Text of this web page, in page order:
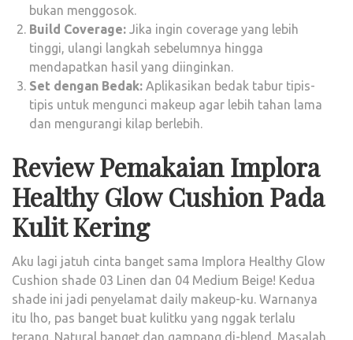
bukan menggosok.
Build Coverage: Jika ingin coverage yang lebih
tinggi, ulangi langkah sebelumnya hingga
mendapatkan hasil yang diinginkan.
Set dengan Bedak: Aplikasikan bedak tabur tipis-
tipis untuk mengunci makeup agar lebih tahan lama
dan mengurangi kilap berlebih.
Review Pemakaian Implora
Healthy Glow Cushion Pada
Kulit Kering
Aku lagi jatuh cinta banget sama Implora Healthy Glow
Cushion shade 03 Linen dan 04 Medium Beige! Kedua
shade ini jadi penyelamat daily makeup-ku. Warnanya
itu lho, pas banget buat kulitku yang nggak terlalu
terang. Natural banget dan gampang di-blend. Masalah